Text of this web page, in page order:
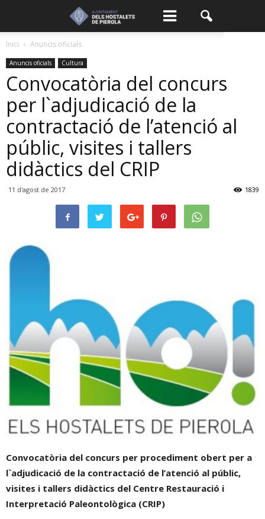
Inici Anuncis oficials
Anuncis oficials Cultura
Convocatòria del concurs
per l`adjudicació de la
contractació de l’atenció al
públic, visites i tallers
didàctics del CRIP
11 d'agost de 2017 1839
Convocatòria del concurs per procediment obert per a
l`adjudicació de la contractació de l’atenció al públic,
visites i tallers didàctics del Centre Restauració i
Interpretació Paleontològica (CRIP)